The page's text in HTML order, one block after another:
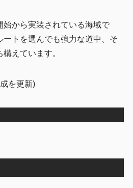
始から実装されている海域で
トを選んでも強力な道中、そ
えています。
を更新)